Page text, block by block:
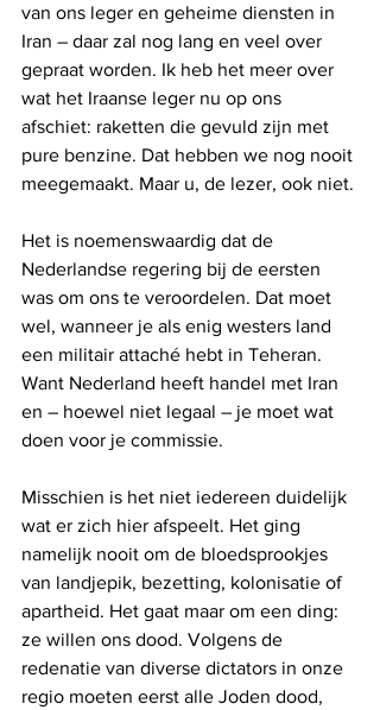
van ons leger en geheime diensten in
Iran – daar zal nog lang en veel over
gepraat worden. Ik heb het meer over
wat het Iraanse leger nu op ons
afschiet: raketten die gevuld zijn met
pure benzine. Dat hebben we nog nooit
meegemaakt. Maar u, de lezer, ook niet.
Het is noemenswaardig dat de
Nederlandse regering bij de eersten
was om ons te veroordelen. Dat moet
wel, wanneer je als enig westers land
een militair attaché hebt in Teheran.
Want Nederland heeft handel met Iran
en – hoewel niet legaal – je moet wat
doen voor je commissie.
Misschien is het niet iedereen duidelijk
wat er zich hier afspeelt. Het ging
namelijk nooit om de bloedsprookjes
van landjepik, bezetting, kolonisatie of
apartheid. Het gaat maar om een ding:
ze willen ons dood. Volgens de
redenatie van diverse dictators in onze
regio moeten eerst alle Joden dood,